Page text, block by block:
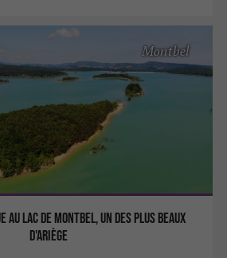
au lac de Montbel, un des plus beaux
d'Ariège
Montbel